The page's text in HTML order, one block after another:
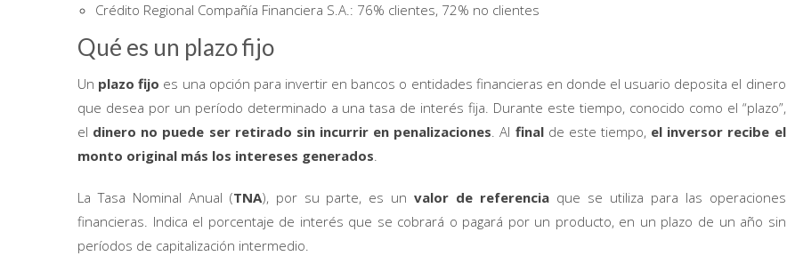
Crédito Regional Compañía Financiera S.A.: 76% clientes, 72% no clientes
Qué es un plazo fijo
Un plazo fijo es una opción para invertir en bancos o entidades financieras en donde el usuario deposita el dinero
que desea por un período determinado a una tasa de interés fija. Durante este tiempo, conocido como el “plazo”,
el dinero no puede ser retirado sin incurrir en penalizaciones. Al final de este tiempo, el inversor recibe el
monto original más los intereses generados.
La Tasa Nominal Anual (TNA), por su parte, es unvalor de referencia que se utiliza para las operaciones
financieras. Indica el porcentaje de interés que se cobrará o pagará por un producto, en un plazo de un año sin
períodos de capitalización intermedio.